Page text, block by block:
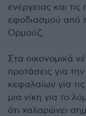
ενέργειας και τις
εφοδιασμού από
Ορμούζ.
Στα οικονομικά
προτάσεις για
κεφαλαίων για
μια νίκη για το
ότι χαλαρώνει